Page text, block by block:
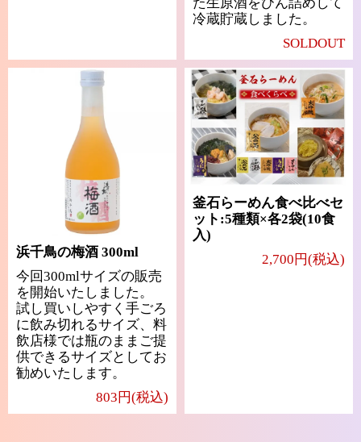
冷蔵貯蔵しました。
SOLDOUT
浜千鳥の梅酒 300ml
今回300mlサイズの販売
を開始いたしました。
試し買いしやすく手ごろ
に飲み切れるサイズ、料
飲店様では瓶のままご提
供できるサイズとしてお
勧めいたします。
803円(税込)
釜石らーめん食べ比べセ
ット:5種類×各2袋(10食
入)
2,700円(税込)